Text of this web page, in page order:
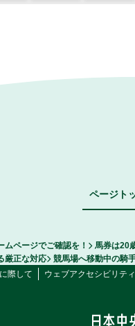
ページト
ページでご確認を！ 馬券は20
厳正な対応
競馬場へ移動中の騎
際して ウェブアクセシビリテ